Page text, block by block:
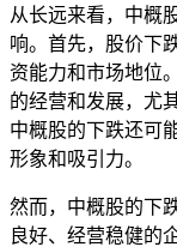
从长远来看，中概
响。首先，股价下
资能力和市场地位
的经营和发展，尤
中概股的下跌还可
形象和吸引力。
然而，中概股的下
良好、经营稳健的